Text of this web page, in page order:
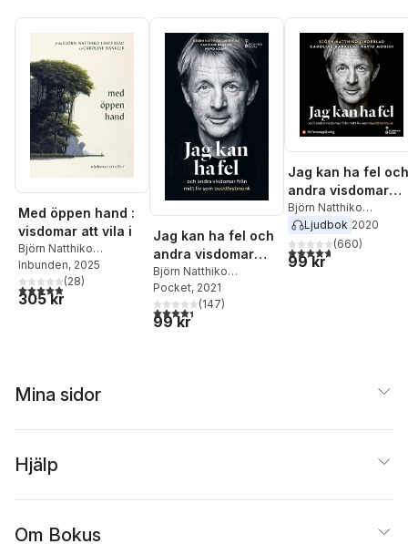
Med öppen hand :
visdomar att vila i
Björn Natthiko
Lindeblad ,Caroline
Bankler
Inbunden, 2025
4,9utav 5 stjärnor. Totalt antal röster:
(28)
305 kr
Jag kan ha fel och
andra visdomar
från mitt liv som
buddhistmunk
Björn Natthiko
Lindeblad,Caroline
Bankler,Navid Modiri
Pocket, 2021
4,4utav 5 stjärnor. Totalt antal röster:
(147)
99 kr
Jag kan ha fel och
andra visdomar
från mitt liv som
buddhistmunk
Björn Natthiko
Lindeblad, Caroline
Bankler,Navid Modiri
Ljudbok 2020
4,7utav 5 stjärnor.
(660)
99 kr
Mina sidor
Hjälp
Om Bokus